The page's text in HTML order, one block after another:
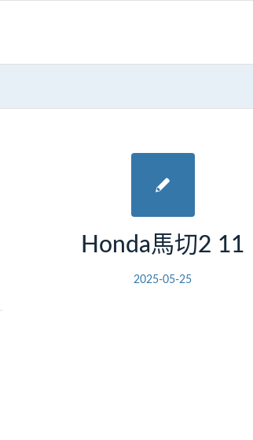
Honda馬切2 11
2025-05-25